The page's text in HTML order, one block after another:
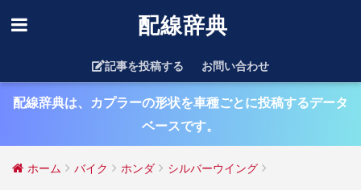
配線辞典
記事を投稿する お問い合わせ
配線辞典は、カプラーの形状を車種ごとに投稿するデータ
ベースです。
ホーム バイク ホンダ シルバーウイング